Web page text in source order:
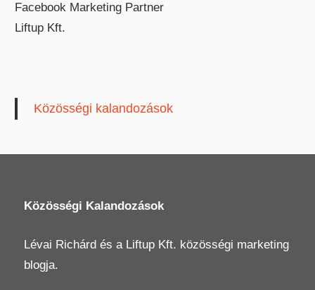
Facebook Marketing Partner
Liftup Kft.
Közösségi kalandozások
Közösségi Kalandozások
Lévai Richárd és a Liftup Kft. közösségi marketing
blogja.